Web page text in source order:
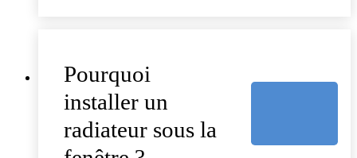
Pourquoi
installer un
radiateur sous la